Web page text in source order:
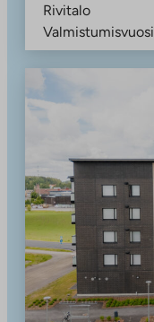
Rivitalo
Valmistumisvuosi